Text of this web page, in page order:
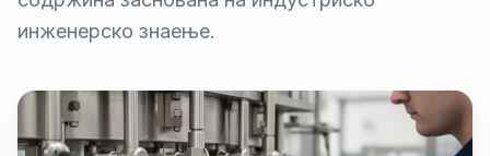
инженерско знаење.